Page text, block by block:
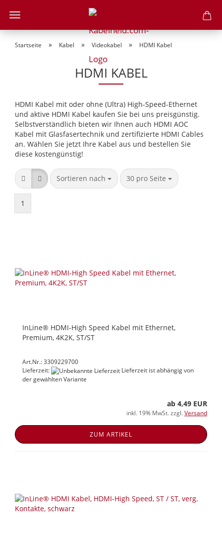
Startseite » Kabel » Videokabel » HDMI Kabel
HDMI KABEL
HDMI Kabel mit oder ohne (Ultra) High-Speed-Ethernet
und aktive HDMI Kabel kaufen Sie bei uns preisgünstig.
Selbstverständlich bieten wir Ihnen auch HDMI AOC
Kabel mit Glasfasertechnik und zertifizierte HDMI Cables
an. Wählen Sie jetzt Ihre Kabel aus und bestellen Sie
diese kostengünstig!
Sortieren nach
Sortieren nach 30 pro Seite
pro Seite
1
InLine® HDMI-High Speed Kabel mit Ethernet,
Premium, 4K2K, ST/ST
Art.Nr.: 3309229700
Lieferzeit:
Lieferzeit ist abhängig von
der gewählten Variante
ab 4,49 EUR
inkl. 19% MwSt. zzgl.Versand
ZUM ARTIKEL